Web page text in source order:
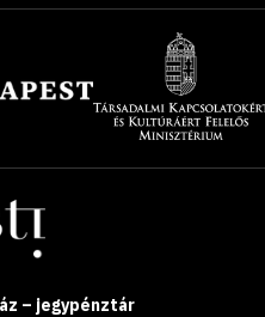
– jegypénztár